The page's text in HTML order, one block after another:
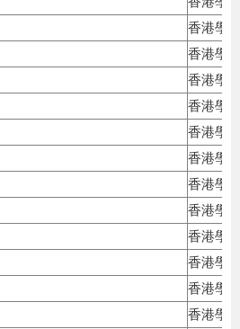
香港學
香港學
香港學
香港學
香港學
香港學
香港學
香港學
香港學
香港學
香港學
香港學